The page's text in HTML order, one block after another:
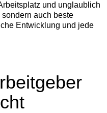
und unglaublich
auch beste
Entwicklung und jede